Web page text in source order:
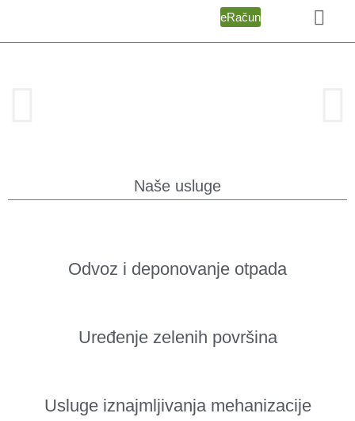
eRačun
Naše usluge
Odvoz i deponovanje otpada
Uređenje zelenih površina
Usluge iznajmljivanja mehanizacije